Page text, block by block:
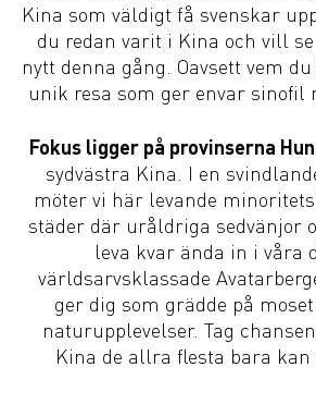
Kina som väldigt få svenskar
du redan varit i Kina och vill
nytt denna gång. Oavsett vem
unik resa som ger envar sinofil
Fokus ligger på provinserna
sydvästra Kina. I en
möter vi här levande
städer där uråldriga sedvänjor
leva kvar ända in i våra
världsarvsklassade
ger dig som grädde på
naturupplevelser. Tag
Kina de allra flesta bara